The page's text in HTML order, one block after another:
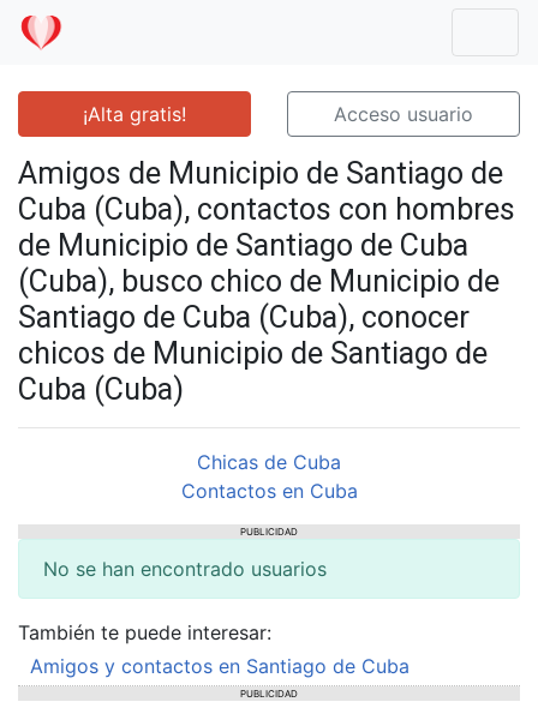
¡Alta gratis! Acceso usuario
Amigos de Municipio de Santiago de
Cuba (Cuba), contactos con hombres
de Municipio de Santiago de Cuba
(Cuba), busco chico de Municipio de
Santiago de Cuba (Cuba), conocer
chicos de Municipio de Santiago de
Cuba (Cuba)
Chicas de Cuba
Contactos en Cuba
PUBLICIDAD
No se han encontrado usuarios
También te puede interesar:
Amigos y contactos en Santiago de Cuba
PUBLICIDAD